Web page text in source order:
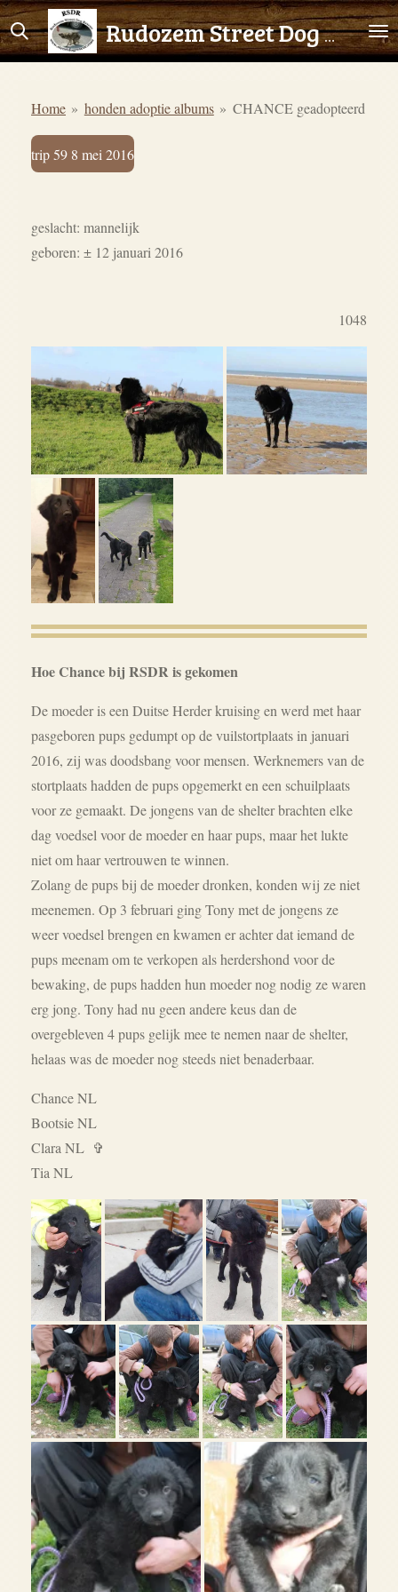
Ga
direct
hoofdinhoud
Rudozem Street Dog Rescue
Home » honden adoptie albums » CHANCE geadopteerd
trip 59 8 mei 2016
geslacht: mannelijk
geboren: ± 12 januari 2016
1048
Hoe Chance bij RSDR is gekomen
De moeder is een Duitse Herder kruising en werd met haar
pasgeboren pups gedumpt op de vuilstortplaats in januari
2016, zij was doodsbang voor mensen. Werknemers van de
stortplaats hadden de pups opgemerkt en een schuilplaats
voor ze gemaakt. De jongens van de shelter brachten elke
dag voedsel voor de moeder en haar pups, maar het lukte
niet om haar vertrouwen te winnen.
Zolang de pups bij de moeder dronken, konden wij ze niet
meenemen. Op 3 februari ging Tony met de jongens ze
weer voedsel brengen en kwamen er achter dat iemand de
pups meenam om te verkopen als herdershond voor de
bewaking, de pups hadden hun moeder nog nodig ze waren
erg jong. Tony had nu geen andere keus dan de
overgebleven 4 pups gelijk mee te nemen naar de shelter,
helaas was de moeder nog steeds niet benaderbaar.
Chance NL
Bootsie NL
Clara NL ✞
Tia NL